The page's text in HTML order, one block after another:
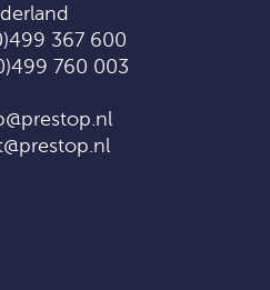
367 600
760 003